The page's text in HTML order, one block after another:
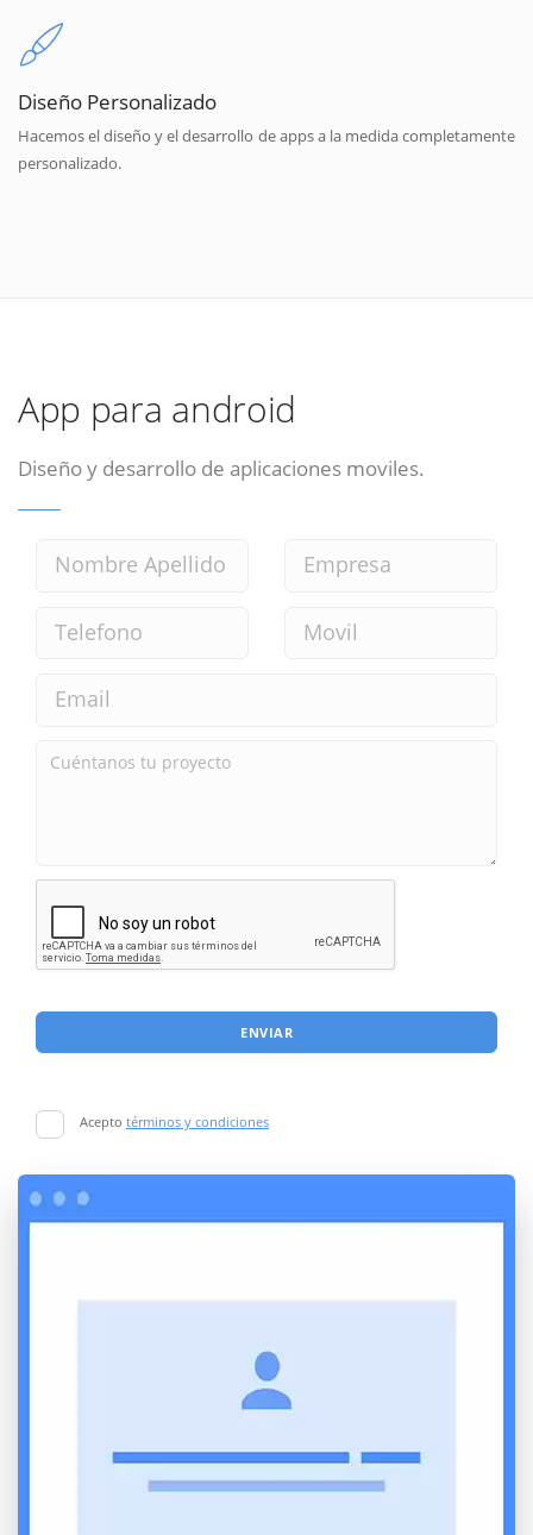
Diseño Personalizado
Hacemos el diseño y el desarrollo de apps a la medida completamente
personalizado.
App para android
Diseño y desarrollo de aplicaciones moviles.
ENVIAR
Acepto términos y condiciones